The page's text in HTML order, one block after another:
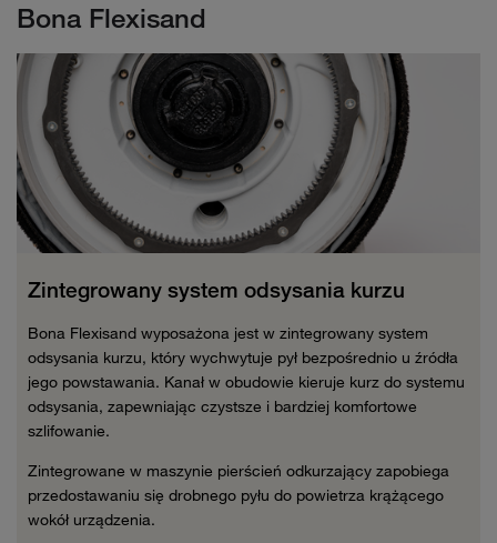
Bona Flexisand
Zintegrowany system odsysania kurzu
Bona Flexisand wyposażona jest w zintegrowany system
odsysania kurzu, który wychwytuje pył bezpośrednio u źródła
jego powstawania. Kanał w obudowie kieruje kurz do systemu
odsysania, zapewniając czystsze i bardziej komfortowe
szlifowanie.
Zintegrowane w maszynie pierścień odkurzający zapobiega
przedostawaniu się drobnego pyłu do powietrza krążącego
wokół urządzenia.